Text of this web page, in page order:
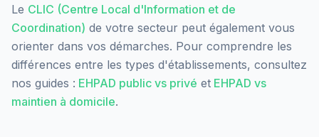
Le CLIC (Centre Local d'Information et de
Coordination) de votre secteur peut également vous
orienter dans vos démarches. Pour comprendre les
différences entre les types d'établissements, consultez
nos guides : EHPAD public vs privé et EHPAD vs
maintien à domicile.